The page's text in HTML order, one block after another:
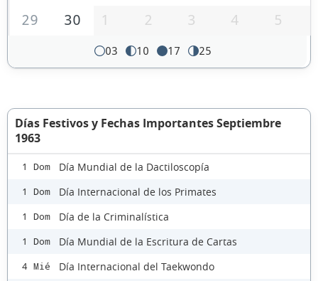
29
30 1 2 3 4 5
03 10 17 25
Días Festivos y Fechas Importantes Septiembre
1963
1 Dom Día Mundial de la Dactiloscopía
1 Dom Día Internacional de los Primates
1 Dom Día de la Criminalística
1 Dom Día Mundial de la Escritura de Cartas
4 Mié Día Internacional del Taekwondo